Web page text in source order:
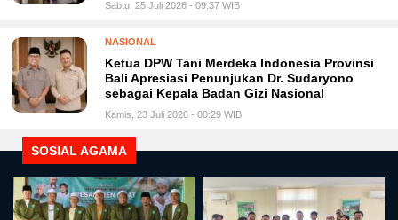
Sabtu, 25 Juli 2026 - 09:37 WIB
NASIONAL
Ketua DPW Tani Merdeka Indonesia Provinsi
Bali Apresiasi Penunjukan Dr. Sudaryono
sebagai Kepala Badan Gizi Nasional
Kamis, 23 Juli 2026 - 00:29 WIB
SOSIAL AGAMA